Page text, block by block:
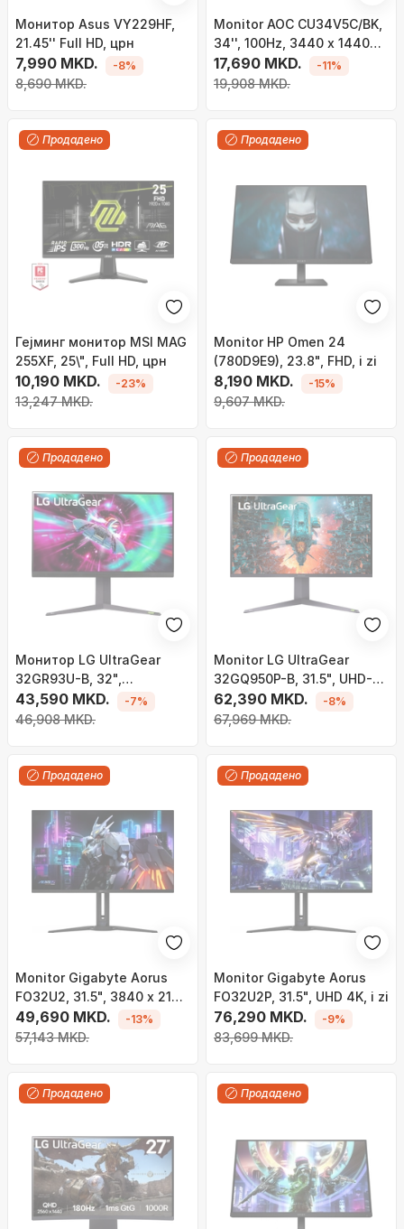
Монитор Asus VY229HF,
21.45'' Full HD, црн
7,990 MKD.
8,690 MKD.
-8%
Monitor AOC CU34V5C/BK,
34'', 100Hz, 3440 x 1440
(UWQHD), VA, Class G, i zi
17,690 MKD.
19,908 MKD.
-11%
Продадено
Гејминг монитор MSI MAG
255XF, 25\", Full HD, црн
10,190 MKD.
13,247 MKD.
-23%
Продадено
Monitor HP Omen 24
(780D9E9), 23.8", FHD, i zi
8,190 MKD.
9,607 MKD.
-15%
Продадено
Монитор LG UltraGear
32GR93U-B, 32",
3840x2160 (UHD 4K), црн
43,590 MKD.
46,908 MKD.
-7%
Продадено
Monitor LG UltraGear
32GQ950P-B, 31.5", UHD-
4K, 144 Hz, i zi
62,390 MKD.
67,969 MKD.
-8%
Продадено
Monitor Gigabyte Aorus
FO32U2, 31.5", 3840 x 2160
(UHD 4K), 240Hz, i zi
49,690 MKD.
57,143 MKD.
-13%
Продадено
Monitor Gigabyte Aorus
FO32U2P, 31.5", UHD 4K, i zi
76,290 MKD.
83,699 MKD.
-9%
Продадено Продадено